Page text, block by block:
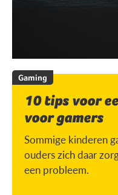
Gaming
10 tips voor
voor gamers
Sommige kinderen
ouders zich daar
een probleem.